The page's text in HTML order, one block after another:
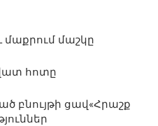
մաքրում մաշկը
հոտը
բնույթի ցավ«Հրաշք